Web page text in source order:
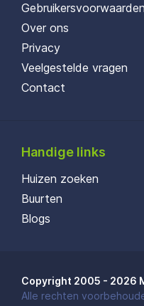
Gebruikersvoorwaarden
Over ons
Privacy
Veelgestelde vragen
Contact
Handige links
Huizen zoeken
Buurten
Blogs
Copyright 2005 - 2026
Alle rechten